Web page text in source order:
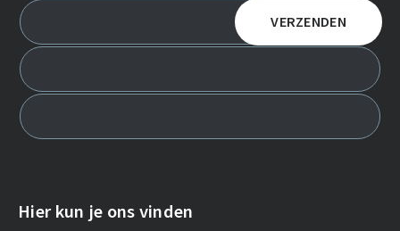
Hier kun je ons vinden